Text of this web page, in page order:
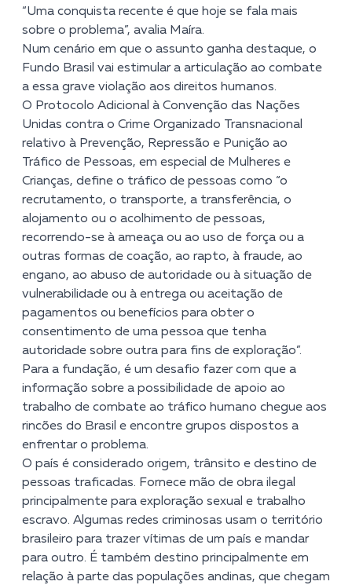
“Uma conquista recente é que hoje se fala mais
sobre o problema”, avalia Maíra.
Num cenário em que o assunto ganha destaque, o
Fundo Brasil vai estimular a articulação ao combate
a essa grave violação aos direitos humanos.
O Protocolo Adicional à Convenção das Nações
Unidas contra o Crime Organizado Transnacional
relativo à Prevenção, Repressão e Punição ao
Tráfico de Pessoas, em especial de Mulheres e
Crianças, define o tráfico de pessoas como “o
recrutamento, o transporte, a transferência, o
alojamento ou o acolhimento de pessoas,
recorrendo-se à ameaça ou ao uso de força ou a
outras formas de coação, ao rapto, à fraude, ao
engano, ao abuso de autoridade ou à situação de
vulnerabilidade ou à entrega ou aceitação de
pagamentos ou benefícios para obter o
consentimento de uma pessoa que tenha
autoridade sobre outra para fins de exploração”.
Para a fundação, é um desafio fazer com que a
informação sobre a possibilidade de apoio ao
trabalho de combate ao tráfico humano chegue aos
rincões do Brasil e encontre grupos dispostos a
enfrentar o problema.
O país é considerado origem, trânsito e destino de
pessoas traficadas. Fornece mão de obra ilegal
principalmente para exploração sexual e trabalho
escravo. Algumas redes criminosas usam o território
brasileiro para trazer vítimas de um país e mandar
para outro. É também destino principalmente em
relação à parte das populações andinas, que chegam